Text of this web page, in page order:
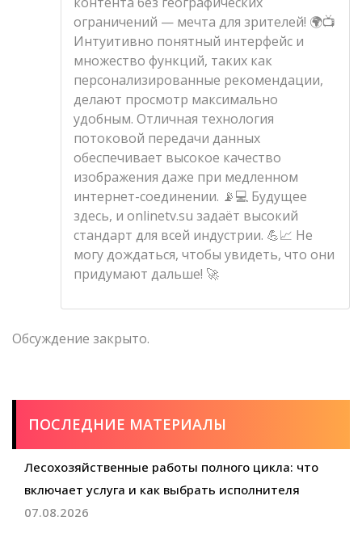
ограничений — мечта для зрителей! 🌍📺
Интуитивно понятный интерфейс и
множество функций, таких как
персонализированные рекомендации,
делают просмотр максимально
удобным. Отличная технология
потоковой передачи данных
обеспечивает высокое качество
изображения даже при медленном
интернет-соединении. 📡💻 Будущее
здесь, и onlinetv.su задаёт высокий
стандарт для всей индустрии. 💪📈 Не
могу дождаться, чтобы увидеть, что они
придумают дальше! 🚀
Обсуждение закрыто.
ПОСЛЕДНИЕ МАТЕРИАЛЫ
Лесохозяйственные работы полного цикла: что
включает услуга и как выбрать исполнителя
07.08.2026